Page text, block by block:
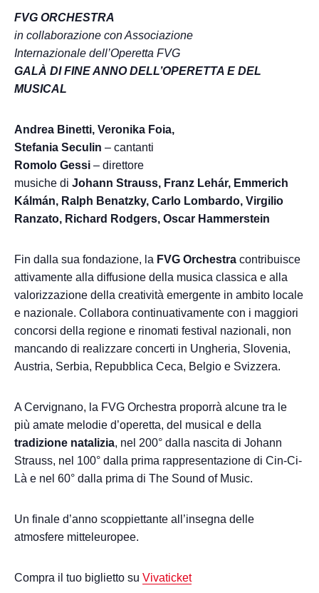
FVG ORCHESTRA
in collaborazione con Associazione
Internazionale dell’Operetta FVG
GALÀ DI FINE ANNO DELL’OPERETTA E DEL
MUSICAL
Andrea Binetti, Veronika Foia,
Stefania Seculin – cantanti
Romolo Gessi – direttore
musiche di Johann Strauss, Franz Lehár, Emmerich
Kálmán, Ralph Benatzky, Carlo Lombardo, Virgilio
Ranzato, Richard Rodgers, Oscar Hammerstein
Fin dalla sua fondazione, la FVG Orchestra contribuisce
attivamente alla diffusione della musica classica e alla
valorizzazione della creatività emergente in ambito locale
e nazionale. Collabora continuativamente con i maggiori
concorsi della regione e rinomati festival nazionali, non
mancando di realizzare concerti in Ungheria, Slovenia,
Austria, Serbia, Repubblica Ceca, Belgio e Svizzera.
A Cervignano, la FVG Orchestra proporrà alcune tra le
più amate melodie d’operetta, del musical e della
tradizione natalizia, nel 200° dalla nascita di Johann
Strauss, nel 100° dalla prima rappresentazione di Cin-Ci-
Là e nel 60° dalla prima di The Sound of Music.
Un finale d’anno scoppiettante all’insegna delle
atmosfere mitteleuropee.
Compra il tuo biglietto su Vivaticket